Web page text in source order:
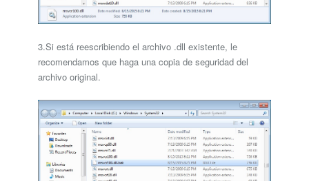
3.Si está reescribiendo el archivo .dll existente, le
recomendamos que haga una copia de seguridad del
archivo original.